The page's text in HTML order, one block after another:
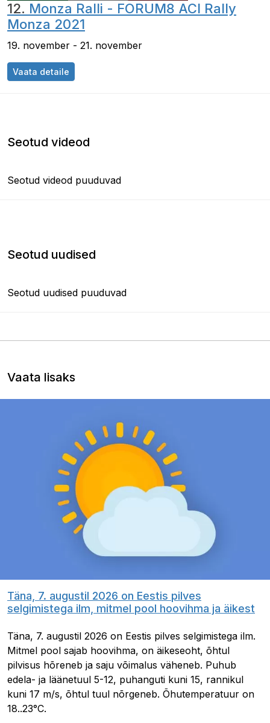
12. Monza Ralli - FORUM8 ACI Rally
Monza 2021
19. november - 21. november
Vaata detaile
Seotud videod
Seotud videod puuduvad
Seotud uudised
Seotud uudised puuduvad
Vaata lisaks
Täna, 7. augustil 2026 on Eestis pilves
selgimistega ilm, mitmel pool hoovihma ja äikest
Täna, 7. augustil 2026 on Eestis pilves selgimistega ilm.
Mitmel pool sajab hoovihma, on äikeseoht, õhtul
pilvisus hõreneb ja saju võimalus väheneb. Puhub
edela- ja läänetuul 5-12, puhanguti kuni 15, rannikul
kuni 17 m/s, õhtul tuul nõrgeneb. Õhutemperatuur on
18..23°C.